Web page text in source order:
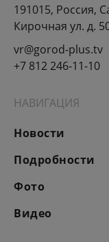
191015, Россия,
Кирочная ул. д.
vr@gorod-plus.tv
+7 812 246-11-10
НАВИГАЦИЯ
Новости
Подробности
Фото
Видео